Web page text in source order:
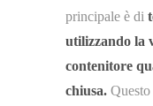
principale è di
utilizzando la
contenitore
chiusa.